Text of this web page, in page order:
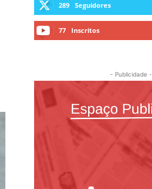
289 Seguidores
77 Inscritos
- Publicidade -